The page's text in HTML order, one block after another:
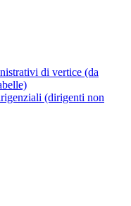
di vertice (da
(dirigenti non